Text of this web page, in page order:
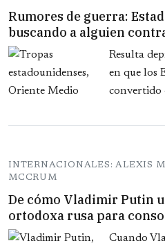
Rumores de guerra:
buscando a alguien
Resulta
en que los
convertido
INTERNACIONALES: ALEXIS
MCCRUM
De cómo Vladimir Putin
ortodoxa rusa para
Cuando